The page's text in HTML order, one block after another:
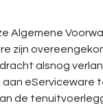
Algemene
zijn
alsnog
eServiceware
de